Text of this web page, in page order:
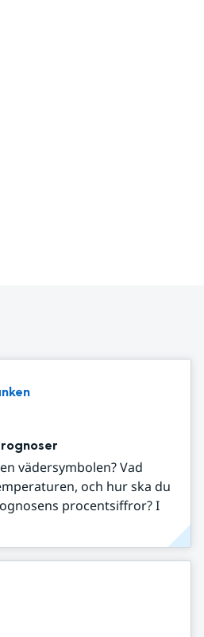
vädersymbolen? Vad
och hur ska du
procentsiffror? I